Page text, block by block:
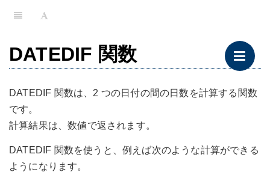
DATEDIF 関数
DATEDIF 関数は、2 つの日付の間の日数を計算する関数
です。
計算結果は、数値で返されます。
DATEDIF 関数を使うと、例えば次のような計算ができる
ようになります。